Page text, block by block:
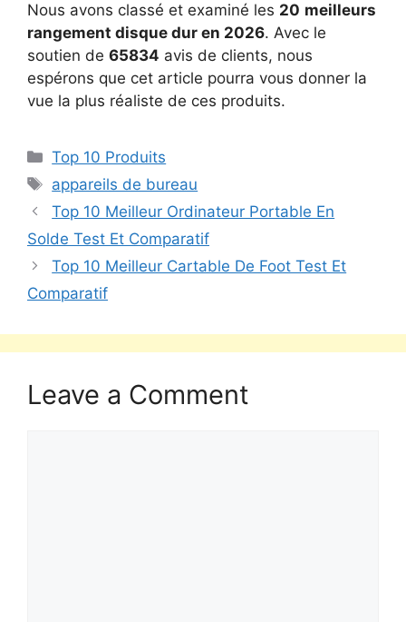
Nous avons classé et examiné les 20 meilleurs
rangement disque dur en 2026. Avec le
soutien de 65834 avis de clients, nous
espérons que cet article pourra vous donner la
vue la plus réaliste de ces produits.
Top 10 Produits
appareils de bureau
Top 10 Meilleur Ordinateur Portable En
Solde Test Et Comparatif
Top 10 Meilleur Cartable De Foot Test Et
Comparatif
Leave a Comment